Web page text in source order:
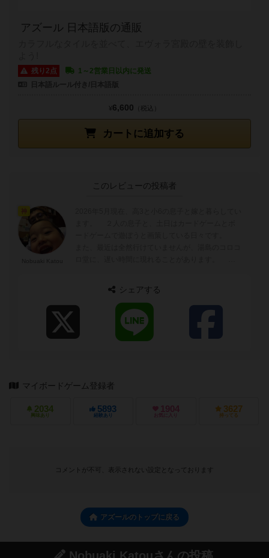
アズール 日本語版の通販
残り2点
1～2営業日以内に発送
カートに追加する
¥6,600 （税込）
このレビューの投稿者
シェアする
マイボードゲーム登録者
2034
興味あり
5893
経験あり
1904
お気に入り
3627
持ってる
コメントが不可、表示されない設定となっております
アズールのトップに戻る